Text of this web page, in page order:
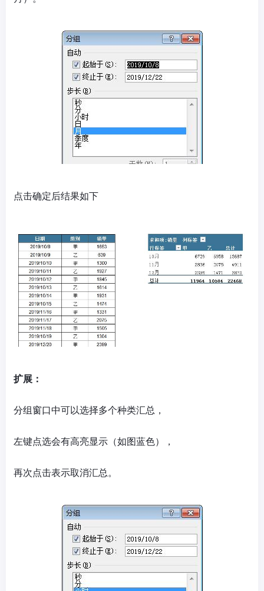
点击确定后结果如下
扩展：
分组窗口中可以选择多个种类汇总，
左键点选会有高亮显示（如图蓝色），
再次点击表示取消汇总。